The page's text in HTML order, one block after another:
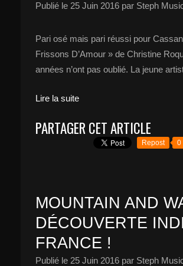
Publié le 25 Juin 2016 par Steph
Pari osé mais pari réussi pour
Frissons D’Amour » de Christine
années n’ont pas oublié. La jeune
Lire la suite
PARTAGER CET ARTICLE
Repost 0
MOUNTAIN AND
DÉCOUVERTE
FRANCE !
Publié le 25 Juin 2016 par Steph